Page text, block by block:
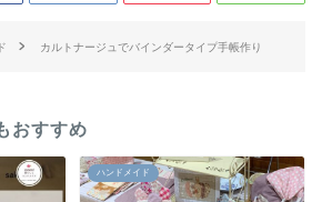
カルトナージュでバインダータイプ手帳作り
おすすめ
ハンドメイド